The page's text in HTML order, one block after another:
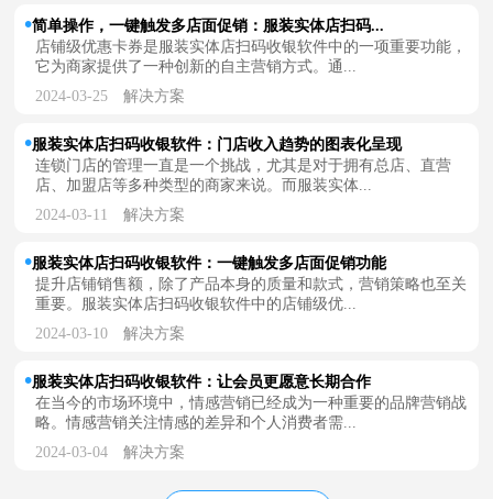
简单操作，一键触发多店面促销：服装实体店扫码...
店铺级优惠卡券是服装实体店扫码收银软件中的一项重要功能，
它为商家提供了一种创新的自主营销方式。通...
2024-03-25 解决方案
服装实体店扫码收银软件：门店收入趋势的图表化呈现
连锁门店的管理一直是一个挑战，尤其是对于拥有总店、直营
店、加盟店等多种类型的商家来说。而服装实体...
2024-03-11 解决方案
服装实体店扫码收银软件：一键触发多店面促销功能
提升店铺销售额，除了产品本身的质量和款式，营销策略也至关
重要。服装实体店扫码收银软件中的店铺级优...
2024-03-10 解决方案
服装实体店扫码收银软件：让会员更愿意长期合作
在当今的市场环境中，情感营销已经成为一种重要的品牌营销战
略。情感营销关注情感的差异和个人消费者需...
2024-03-04 解决方案